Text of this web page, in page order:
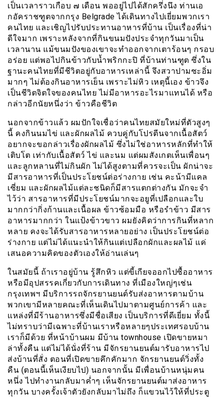
เป็นเวลาราวเกือบ ๗ เดือน พออยู่ไปได้สักครึ่งนึง ท่านเอ
กอัคราชฑูตจากกรุง Belgrade ได้เดินทางไปเยี่ยมพวกเรา
คนไทย และเชิญไปรับประทานอาหารที่บ้าน เป็นเรื่องที่น่า
ดีใจมาก เพราะหลังจากที่กินขนมปังประจำทุกวันมาเป็น
เวลานาน แม้ขนมปังของเขาจะทำออกจากเตาร้อนๆ กรอบ
อร่อย แต่พอไปกินข้าวกับน้ำพริกกะปิ ที่บ้านท่านฑูต ซึ่งใน
ฐานะคนไทยที่มีชีวิตอยู่กับอาหารเหล่านี้ จึงสวาปามซะอิ่ม
มากๆ ไม่ต้องกินอาหารเย็น เพราะไม่หิว เหตุนี้เอง ข้าวจึง
เป็นชีวิตจิตใจของคนไทย ไม่มีอาหารอะไรมาแทนได้ หรือ
กล่าวอีกนัยหนึ่งว่า ข้าวคือชีวิต
นอกจากข้าวแล้ว ผมปักใจเชื่อว่าคนไทยสมัยใหม่ที่ตัวสูงๆ
นี้ คงกินนมไข่ และผักผลไม้ ควบคู่กับโปรตีนจากเนื้อสัตว์
อยากจะขอกล่าวเรื่องผักผลไม้ ซึ่งไม่ใช่อาหารหลักที่ทำให้
เติบโต เท่ากับเนื้อสัตว์ ไข่ และนม แต่ผมสังเกตเห็นเพื่อนๆ
และลูกหลานที่ไม่กินผัก ไม่ได้สูงตามที่ควรจะเป็น ผักน่าจะ
มีสารอาหารที่เป็นประโยชน์ต่อร่างกาย เช่น คะน้ามีแคล
เซี่ยม และผักผลไม้แต่ละชนิดก็มีสารแตกต่างกัน มักจะจำ
ไว้ว่า สารอาหารที่มีประโยชน์มากจะอยูที่เปลือกและใบ
มากกว่ากิ่งก้านและเนื้อผล ข้าวซ้อมมือ หรือรำข้าว มีสาร
อาหารมากกว่า ในแป้งข้าวขาว ผมยังคิดว่าการกินที่หลาก
หลาย คงจะได้รับสารอาหารหลายอย่าง เป็นประโยชน์ต่อ
ร่างกาย แต่ไม่ได้แนะนำให้กินแต่เปลือกผักและผลไม้ แค่
เสนอความคิดของตัวเองให้อ่านเล่นๆ
ในสมัยนี้ ถ้าเราอยู่บ้าน รู้สึกหิว แต่ขี้เกียจออกไปซื้ออาหาร
หรือมีอุปสรรคเกี่ยวกับการเดินทาง ที่เมืองใหญ่ๆเช่น
กรุงเทพฯ มีบริการรถจักรยานยนต์รับส่งอาหารตามบ้าน
พวกเขามีหลายคณะที่เห็นเดินไปมาตามศูนย์การค้า และ
แหล่งที่มีร้านอาหารซึ่งมีชื่อเสียง เป็นบริการที่ดีเยี่ยม ทั้งนี้
ไม่ทราบว่ามีเฉพาะที่บ้านเราหรือหลายๆประเทศรอบบ้าน
เราก็มีด้วย ที่หน้าบ้านผม มีบ้าน townhouse เปิดขายหมา
ล่าทั้งคืน แต่ไม่ได้นั่งที่ร้าน มีจักรยานยนต์มารับอาหารไป
ส่งบ้านที่สั่ง ตอนที่เปิดขายคึกคักมาก จักรยานยนต์วิ่งทั้ง
คืน (ตอนนี้เห็นเงียบไป) นอกจากนั้น มีเพื่อนบ้านหนุ่มคน
หนึ่ง ไปทำงานกลับมาค่ำๆ เห็นจักรยานยนต์มาส่งอาหาร
ทุกวัน บางครั้งเจ้าตัวยังกลับมาไม่ถึง ก็แขวนไว้ให้ที่ประตู